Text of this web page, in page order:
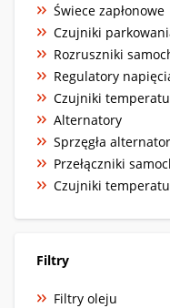
Świece zapłonowe
Czujniki
Rozruszniki
Regulatory
Czujniki
Alternatory
Sprzęgła
Przełączniki
Czujniki
Filtry
Filtry oleju